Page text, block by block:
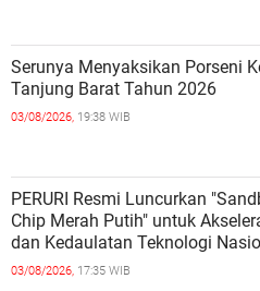
Serunya Menyaksikan Porseni
Tanjung Barat Tahun 2026
03/08/2026, 19:38 WIB
PERURI Resmi Luncurkan
Chip Merah Putih" untuk
dan Kedaulatan Teknologi
03/08/2026, 17:35 WIB